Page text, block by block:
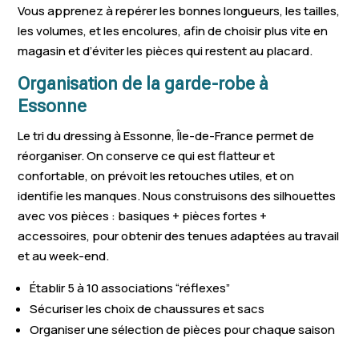
Boissy-sous-Saint-
Yon
La Ferté-Alais Bruyères-
Briis-sous-Forges Méréville
Étiolles
Champcueil
Maisse
Vert-le-Petit
Gometz-le-Châtel
Champlan
Ormoy
Villejust
Fontenay-lès-Briis
Varennes-
Vert-le-Grand
Cheptainville
Pussay
Les Molières
Saclas
Corbreuse
Vous apprenez à repérer les bonnes longueurs, les tailles,
les volumes, et les encolures, afin de choisir plus vite en
magasin et d’éviter les pièces qui restent au placard.
Organisation de la garde-robe à
Essonne
Le tri du dressing à Essonne, Île-de-France permet de
réorganiser. On conserve ce qui est flatteur et
confortable, on prévoit les retouches utiles, et on
identifie les manques. Nous construisons des silhouettes
avec vos pièces : basiques + pièces fortes +
accessoires, pour obtenir des tenues adaptées au travail
et au week-end.
Établir 5 à 10 associations “réflexes”
Sécuriser les choix de chaussures et sacs
Organiser une sélection de pièces pour chaque saison